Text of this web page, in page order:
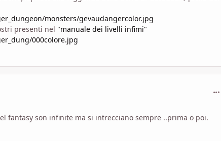
monsters/gevaudangercolor.jpg
presenti nel "manuale dei livelli infimi"
000colore.jpg
fantasy son infinite ma si intrecciano sempre ..prima o poi.